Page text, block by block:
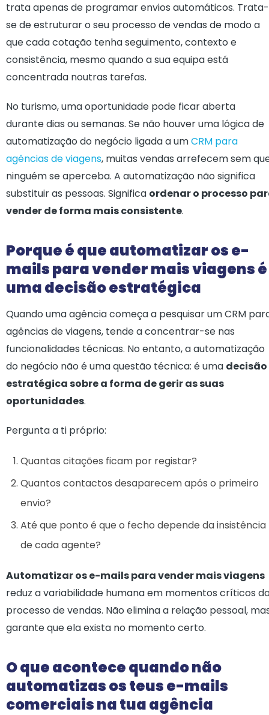
trata apenas de programar envios automáticos. Trata-
se de estruturar o seu processo de vendas de modo a
que cada cotação tenha seguimento, contexto e
consistência, mesmo quando a sua equipa está
concentrada noutras tarefas.
No turismo, uma oportunidade pode ficar aberta
durante dias ou semanas. Se não houver uma lógica de
automatização do negócio ligada a umCRM para
agências de viagens, muitas vendas arrefecem sem
ninguém se aperceba. A automatização não significa
substituir as pessoas. Significa ordenar o processo
vender de forma mais consistente.
Porque é que automatizar os e-
mails para vender mais viagens é
uma decisão estratégica
Quando uma agência começa a pesquisar um CRM
agências de viagens, tende a concentrar-se nas
funcionalidades técnicas. No entanto, a automatização
do negócio não é uma questão técnica: é uma decisão
estratégica sobre a forma de gerir as suas
oportunidades.
Pergunta a ti próprio:
Quantas citações ficam por registar?
Quantos contactos desaparecem após o primeiro
envio?
Até que ponto é que o fecho depende da insistência
de cada agente?
Automatizar os e-mails para vender mais viagens
reduz a variabilidade humana em momentos críticos
processo de vendas. Não elimina a relação pessoal,
garante que ela exista no momento certo.
O que acontece quando não
automatizas os teus e-mails
comerciais na tua agência